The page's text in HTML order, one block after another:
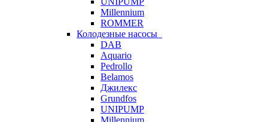
Millennium
ROMMER
Колодезные насосы
DAB
Aquario
Pedrollo
Belamos
Джилекс
Grundfos
UNIPUMP
Millennium